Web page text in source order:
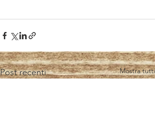
Post recenti Mostra tutti